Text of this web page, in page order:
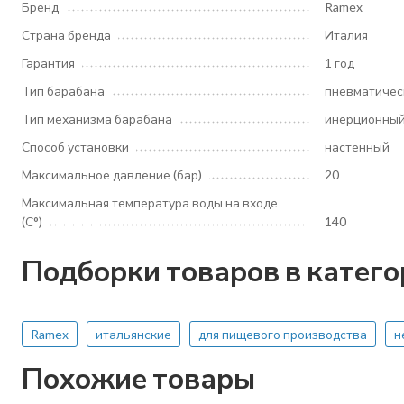
Бренд
Ramex
Страна бренда
Италия
Гарантия
1 год
Тип барабана
Тип механизма барабана
Способ установки
настенный
Максимальное давление (бар)
20
Максимальная температура воды на входе
(С°)
140
Подборки товаров в
Ramex итальянские для пищевого производства
Похожие товары